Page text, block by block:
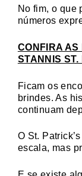
No fim, o que
números
CONFIRA AS
STANNIS
Ficam os
brindes. As
continuam
O St.
escala, mas